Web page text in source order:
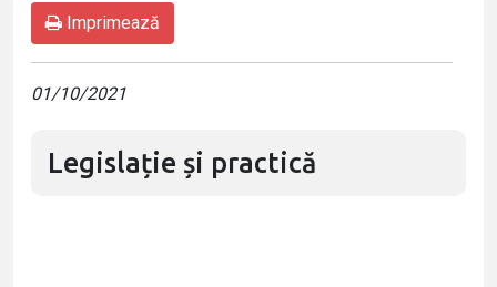
Imprimează
01/10/2021
Legislație și practică